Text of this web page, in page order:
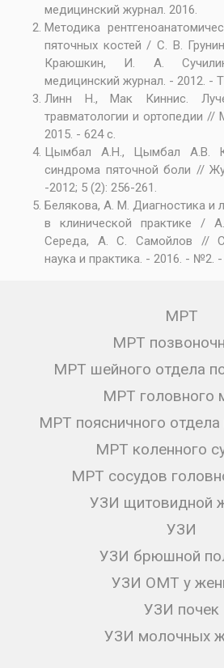
медицинский журнал. 2016.
Методика
пяточных костей / С. В.
Краюшкин, И. А.
медицинский журнал. - 2012. -
Линн Н., Мак Киннис.
травматологии и ортопедии
2015. - 624 с.
Цымбал А.Н., Цымбал A.B.
синдрома пяточной боли //
-2012; 5 (2): 256-261.
Белякова, А. М. Диагностика и
в клинической практике /
Середа, А. С. Самойлов //
наука и практика. - 2016. - №2.
МРТ
МРТ
МРТ шейного отдела
МРТ головного
МРТ поясничного отдела
МРТ коленного
МРТ сосудов
УЗИ щитовидной
УЗИ
УЗИ брюшной
УЗИ ОМТ у
УЗИ почек
УЗИ молочных